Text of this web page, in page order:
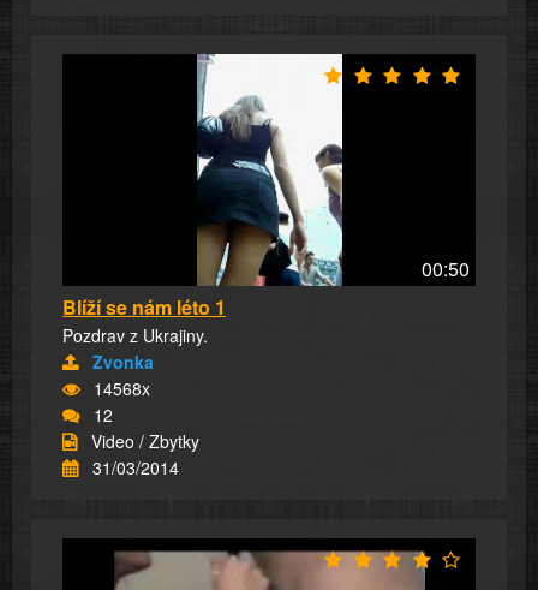
00:50
Blíží se nám léto 1
Pozdrav z Ukrajiny.
Zvonka
14568x
12
Video / Zbytky
31/03/2014